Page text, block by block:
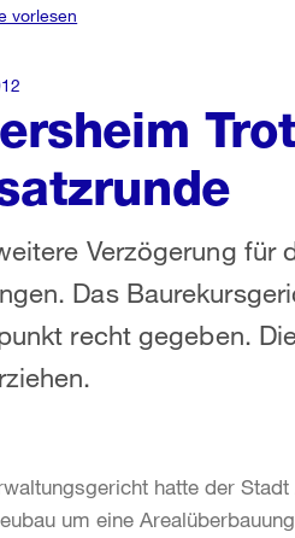
vorlesen
Verzögerung für
Das
recht gegeben.
hatte der
um eine